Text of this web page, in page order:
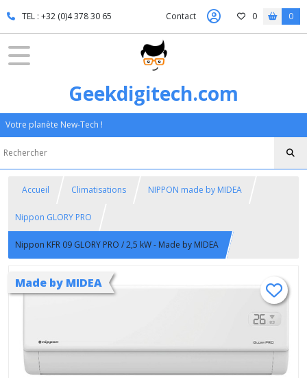
TEL : +32 (0)4 378 30 65 Contact 0 0
Geekdigitech.com
Votre planète New-Tech !
Accueil Climatisations NIPPON made by MIDEA
Nippon GLORY PRO
Nippon KFR 09 GLORY PRO / 2,5 kW - Made by MIDEA
Made by MIDEA